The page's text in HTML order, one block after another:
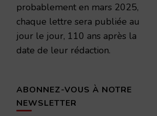
probablement en mars 2025,
chaque lettre sera publiée au
jour le jour, 110 ans après la
date de leur rédaction.
ABONNEZ-VOUS À NOTRE
NEWSLETTER